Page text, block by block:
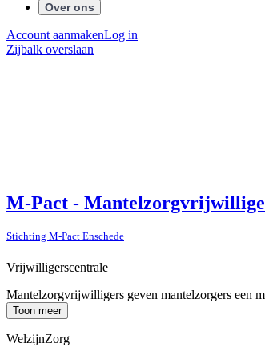
Over ons
Account aanmakenLog in
Zijbalk overslaan
M-Pact -
Stichting M-Pact Enschede
Vrijwilligerscentrale
Mantelzorgvrijwilligers geven mantelzorgers een
Toon meer
WelzijnZorg